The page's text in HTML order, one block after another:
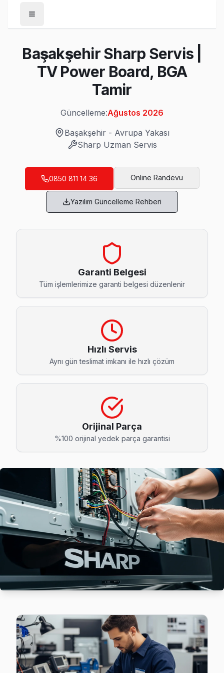
/Başakşehir
Sharp
Ağustos 2026
Altınşehir Sharp Servis
Sharp TV Altınşehir'de internet bağlantısı sorunuyla
Altınşehir Sharp Anakart Tamiri →
Bahçeşehir 1. Kısım Sharp Servis
Sharp TV'de T-Con kart arızası Bahçeşehir 1. Kısım
Sharp Servis Merkezi →
Bahçeşehir 2. Kısım Sharp Servis
Başakşehir'da Bahçeşehir 2. Kısım mahallesi için Sharp
Başak Sharp Servis
Başakşehir'da Başak mahallesi Sharp kullanıcıları arıza
Başakşehir TV Servis Merkezi →
Başakşehir Sharp Servis
Başakşehir'da Başakşehir mahallesi için Sharp TV tamir
Sharp Servis Merkezi →
Güvercintepe Sharp Servis
Başakşehir'da Güvercintepe bölgesi dahil tüm hizmet
Başakşehir Sharp Servis →
Kayabaşı Sharp Servis
Kayabaşı mahallesinde Sharp TV arızaları için aynı gün
Kayabaşı Sharp Anakart Tamiri →
Kayaşehir Sharp Servis
Sharp marka TV'niz Kayaşehir'de çalışmıyorsa teknik
Kayaşehir Sharp Anakart Tamiri →
Şahintepe Sharp Servis
Başakşehir TV Servis Merkezi →
Şamlar Sharp Servis
Şamlar mahallesi Sharp TV teknisyeniniz ortalama 90
Başakşehir Sharp Servis |
TV Power Board, BGA
Tamir
Güncelleme:Ağustos 2026
Başakşehir - Avrupa Yakası
Sharp Uzman Servis
0850 811 14 36 Online Randevu
Yazılım Güncelleme Rehberi
Garanti Belgesi
Tüm işlemlerimize garanti belgesi düzenlenir
Hızlı Servis
Aynı gün teslimat imkanı ile hızlı çözüm
Orijinal Parça
%100 orijinal yedek parça garantisi